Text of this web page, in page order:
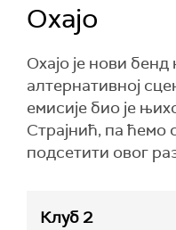
Oxajo
Oxajo је нови бенд
алтернативној
емисије био је
Страјнић, па ћемо
подсетити овог
Клуб 2